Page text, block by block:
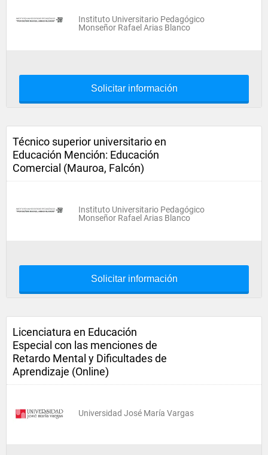
Instituto Universitario Pedagógico
Monseñor Rafael Arias Blanco
Solicitar información
Técnico superior universitario en
Educación Mención: Educación
Comercial (Mauroa, Falcón)
Instituto Universitario Pedagógico
Monseñor Rafael Arias Blanco
Solicitar información
Licenciatura en Educación
Especial con las menciones de
Retardo Mental y Dificultades de
Aprendizaje (Online)
Universidad José María Vargas